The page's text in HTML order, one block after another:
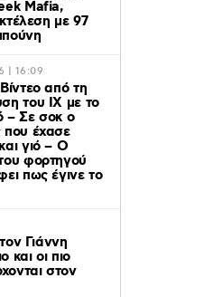
Mafia,
με 97
| 16:09
από τη
του ΙΧ με το
– Σε σοκ ο
που έχασε
γιό – Ο
φορτηγού
πως έγινε το
Γιάννη
και οι πιο
στον